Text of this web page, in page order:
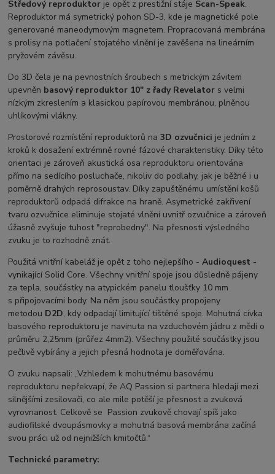
Středový reproduktor je opět z prestižní stáje Scan-Speak.
Reproduktor má symetrický pohon SD-3, kde je magnetické pole
generované maneodymovým magnetem. Propracovaná membrána
s prolisy na potlačení stojatého vlnění je zavěšena na lineárním
pryžovém závěsu.
Do 3D čela je na pevnostních šroubech s metrickým závitem
upevněn basový reproduktor 10" z řady Revelator s velmi
nízkým zkreslením a klasickou papírovou membránou, plněnou
uhlíkovými vlákny.
Prostorové rozmístění reproduktorů na3D ozvučnici je jedním z
kroků k dosažení extrémně rovné fázové charakteristiky. Díky této
orientaci je zároveň akustická osa reproduktoru orientována
přímo na sedícího posluchače, nikoliv do podlahy, jak je běžné i u
poměrně drahých reprosoustav. Díky zapuštěnému umístění košů
reproduktorů odpadá difrakce na hraně. Asymetrické zakřivení
tvaru ozvučnice eliminuje stojaté vlnění uvnitř ozvučnice a zároveň
úžasně zvyšuje tuhost "reprobedny". Na přesnosti výsledného
zvuku je to rozhodně znát.
Použitá vnitřní kabeláž je opět z toho nejlepšího -Audioquest -
vynikající Solid Core. Všechny vnitřní spoje jsou důsledně pájeny
za tepla, součástky na atypickém panelu tloušťky 10 mm
s připojovacími body. Na něm jsou součástky propojeny
metodou D2D, kdy odpadají limitující tištěné spoje. Mohutná cívka
basového reproduktoru je navinuta na vzduchovém jádru z mědi o
průměru 2,25mm (průřez 4mm2). Všechny použité součástky jsou
pečlivě vybírány a jejich přesná hodnota je doměřována.
O zvuku napsali: „Vzhledem k mohutnému basovému
reproduktoru nepřekvapí, že AQ Passion si partnera hledají mezi
silnějšími zesilovači, co ale mile potěší je přesnost a zvuková
vyrovnanost. Celkově se Passion zvukově chovají spíš jako
audiofilské dvoupásmovky a mohutná basová membrána začíná
svou práci už od nejnižších kmitočtů.“
Technické parametry: